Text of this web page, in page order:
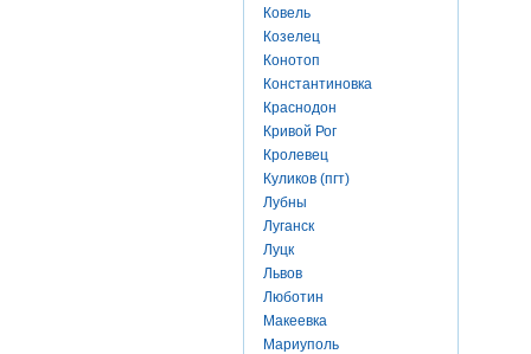
Ковель
Козелец
Конотоп
Константиновка
Краснодон
Кривой Рог
Кролевец
Куликов (пгт)
Лубны
Луганск
Луцк
Львов
Люботин
Макеевка
Мариуполь